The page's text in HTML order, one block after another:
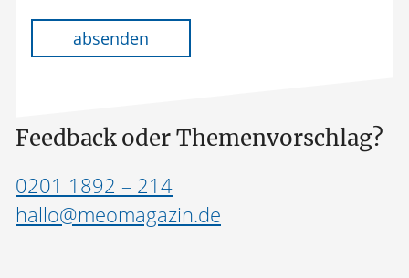
absenden
Feedback oder Themenvorschlag?
0201 1892 – 214
hallo@meomagazin.de